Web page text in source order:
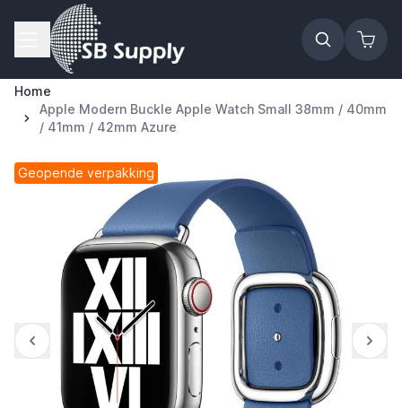
Ga naar de inhoud
Home
Apple Modern Buckle Apple Watch Small 38mm / 40mm
/ 41mm / 42mm Azure
Geopende verpakking